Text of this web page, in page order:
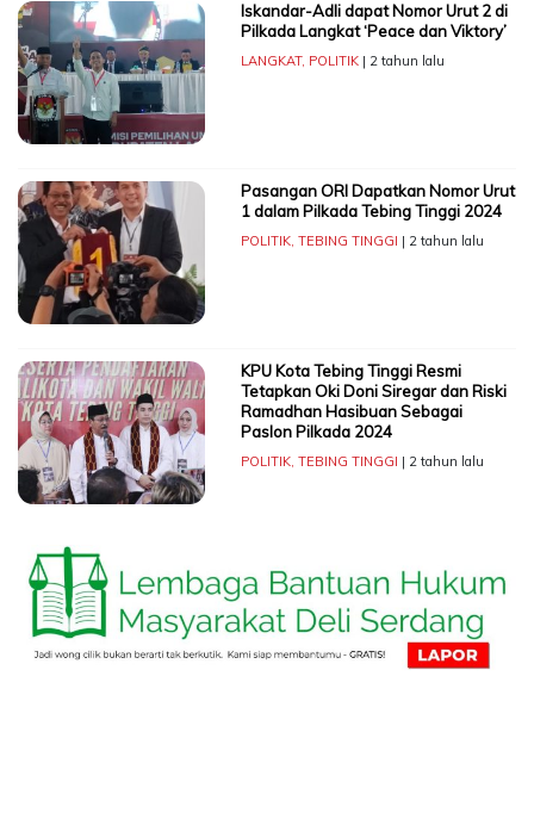
Iskandar-Adli dapat Nomor Urut 2 di
Pilkada Langkat ‘Peace dan Viktory’
LANGKAT, POLITIK| 2 tahun lalu
Pasangan ORI Dapatkan Nomor Urut
1 dalam Pilkada Tebing Tinggi 2024
POLITIK, TEBING TINGGI | 2 tahun lalu
KPU Kota Tebing Tinggi Resmi
Tetapkan Oki Doni Siregar dan Riski
Ramadhan Hasibuan Sebagai
Paslon Pilkada 2024
POLITIK, TEBING TINGGI | 2 tahun lalu